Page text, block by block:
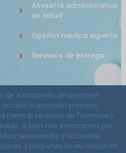
Asesoría administrativa
en salud
Opinión médica experta
Servicios de entrega
de suscripción de atención
a atención primaria,
mental, servicios de farmacia y
Si bien nos esforzamos por
sea sencilla, y accesible,
o paquetes de Nu Health RX